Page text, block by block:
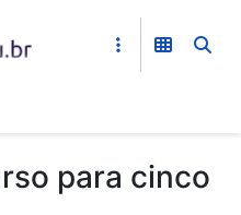
para cinco